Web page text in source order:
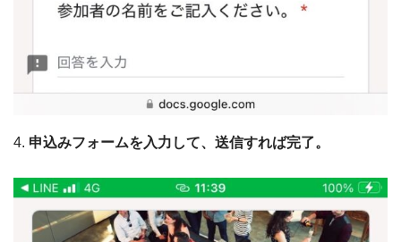
4. 申込みフォームを入力して、送信すれば完了。